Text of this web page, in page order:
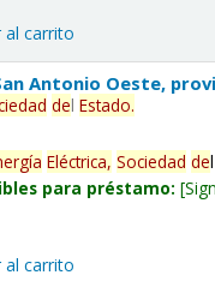
al carrito
Antonio Oeste,
delEstado.
Eléctrica, Sociedad de
para préstamo:
al carrito